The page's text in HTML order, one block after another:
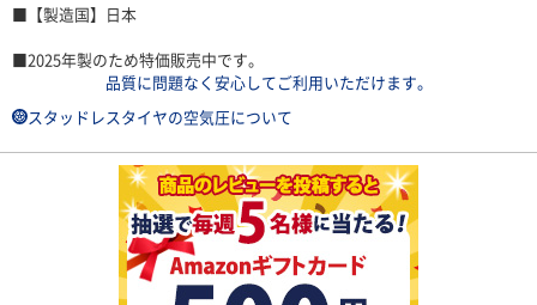
■【製造国】日本
■2025年製のため特価販売中です。
品質に問題なく安心してご利用いただけます。
スタッドレスタイヤの空気圧について